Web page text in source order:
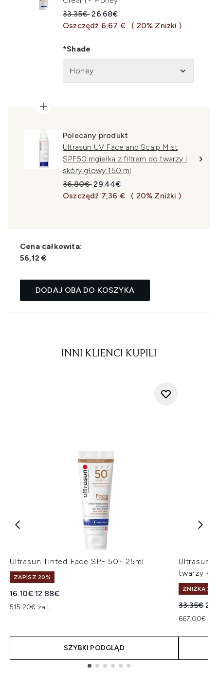
Sugerowana cena detaliczna:
33.35€Aktualna cena:
26.68€
Oszczędź 6,67 €
( 20% Zniżki )
*Shade
Honey
Polecany produkt
Ultrasun UV Face and Scalp Mist
SPF50 mgiełka z filtrem do twarzy i
skóry głowy 150 ml
Sugerowana cena detaliczna:
36.80€Aktualna cena:
29.44€
Oszczędź 7,36 €
( 20% Zniżki )
Cena całkowita:
56,12 €
DODAJ OBA DO KOSZYKA
INNI KLIENCI KUPILI
Ultrasun Tinted Face SPF 50+ 25ml
ZAPISZ 20%
Sugerowana cena detaliczna:
16.10€Aktualna cena:
12.88€
515.20€ za L
SZYBKI PODGLĄD
Ultrasun
twarzy
ZNIŻKA
33.35€
667.00€ za